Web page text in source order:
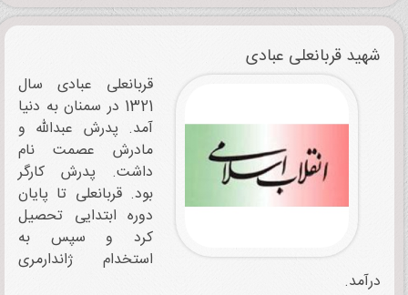
شهید قربانعلی عبادی
قربانعلی عبادی سال
1321 در سمنان به دنیا
آمد. پدرش عبدالله و
مادرش عصمت نام
داشت. پدرش کارگر
بود. قربانعلی تا پایان
دوره ابتدایی تحصیل
کرد و سپس به
استخدام ژاندارمری
درآمد.